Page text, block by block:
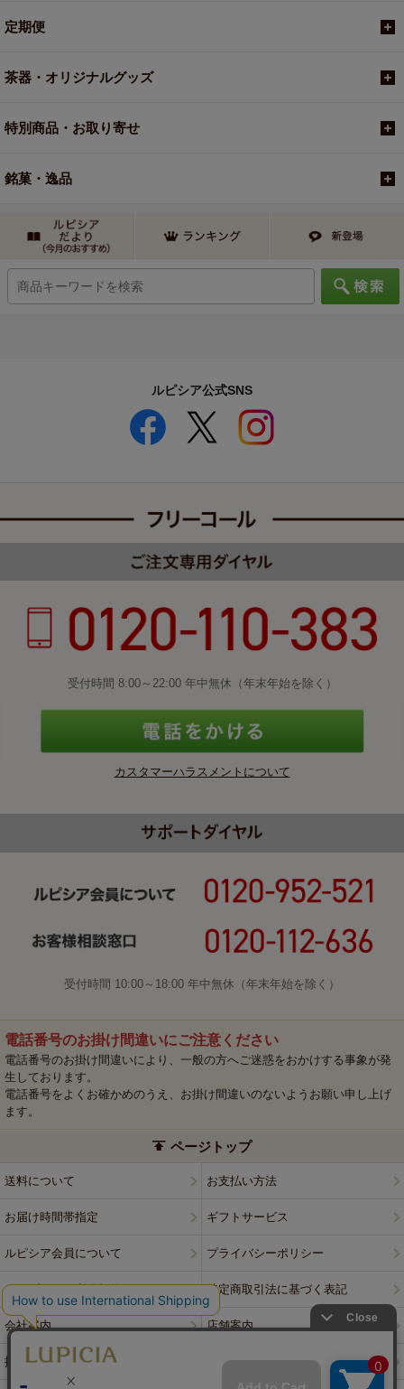
定期便
茶器・オリジナルグッズ
特別商品・お取り寄せ
銘菓・逸品
ルピシア公式SNS
受付時間 8:00～22:00 年中無休（年末年始を除く）
カスタマーハラスメントについて
受付時間 10:00～18:00 年中無休（年末年始を除く）
電話番号のお掛け間違いにご注意ください
電話番号のお掛け間違いにより、一般の方へご迷惑をおかけする事象が発
生しております。
電話番号をよくお確かめのうえ、お掛け間違いのないようお願い申し上げ
ます。
ページトップ
送料について お支払い方法
お届け時間帯指定 ギフトサービス
ルピシア会員について プライバシーポリシー
ウェブサイト利用規約 特定商取引法に基づく表記
会社案内 店舗案内
採用情報 ルピシアブランド